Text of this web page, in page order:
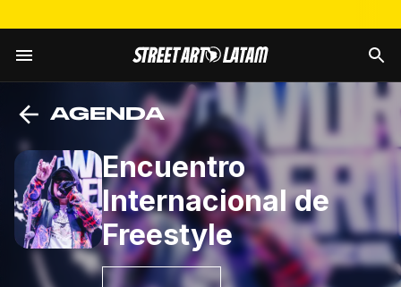
AGENDA
Encuentro
Internacional de
Freestyle